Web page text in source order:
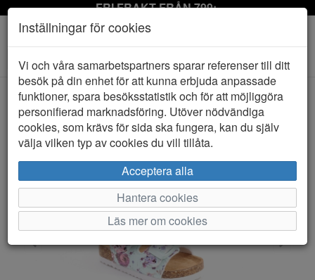
FRI FRAKT FRÅN 799:-
Toggle
navigation
HEM LINEAR
Inställningar för cookies
Vi och våra samarbetspartners sparar referenser till ditt
besök på din enhet för att kunna erbjuda anpassade
funktioner, spara besöksstatistik och för att möjliggöra
personifierad marknadsföring. Utöver nödvändiga
cookies, som krävs för sida ska fungera, kan du själv
välja vilken typ av cookies du vill tillåta.
Acceptera alla
Hantera cookies
Läs mer om cookies